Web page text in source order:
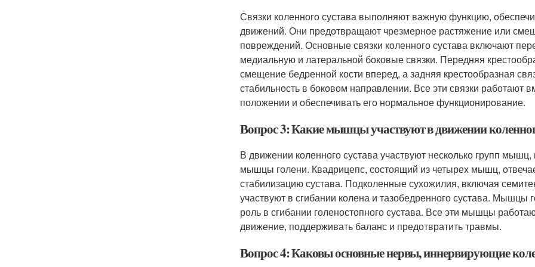
Связки коленного сустава выполняют важную функцию,
движений. Они предотвращают чрезмерное растяжение или
повреждений. Основные связки коленного сустава включают
медиальную и латеральной боковые связки. Передняя
смещение бедренной кости вперед, а задняя крестообразная
стабильность в боковом направлении. Все эти связки работают
положении и обеспечивать его нормальное функционирование.
Вопрос 3: Какие мышцы участвуют в движении
В движении коленного сустава участвуют несколько групп
мышцы голени. Квадрицепс, состоящий из четырех мышц,
стабилизацию сустава. Подколенные сухожилия, включая
участвуют в сгибании колена и тазобедренного сустава. Мышцы
роль в сгибании голеностопного сустава. Все эти мышцы
движение, поддерживать баланс и предотвратить травмы.
Вопрос 4: Каковы основные нервы, иннервирующие